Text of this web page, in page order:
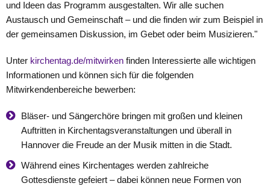
und Ideen das Programm ausgestalten. Wir alle suchen
Austausch und Gemeinschaft – und die finden wir zum Beispiel in
der gemeinsamen Diskussion, im Gebet oder beim Musizieren."
Unter kirchentag.de/mitwirken finden Interessierte alle wichtigen
Informationen und können sich für die folgenden
Mitwirkendenbereiche bewerben:
Bläser- und Sängerchöre bringen mit großen und kleinen
Auftritten in Kirchentagsveranstaltungen und überall in
Hannover die Freude an der Musik mitten in die Stadt.
Während eines Kirchentages werden zahlreiche
Gottesdienste gefeiert – dabei können neue Formen von